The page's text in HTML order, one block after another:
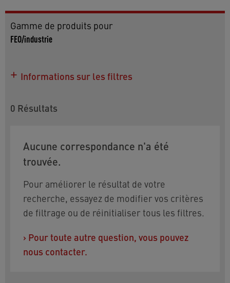
Gamme de produits pour
FEO/industrie
Informations sur les filtres
sur les différents modèles et pour connaître les
Débit :PCA DC 1,5 gpm max.
Taille :disponible avec un filetage STD
(Standard) M22x1 intérieur ou F 55/64-27 UNS-
2B
Type de jet :Combinaison
aération/pulvérisation
Besoin d'aide pour choisir ? Nos coordonnées se
0 Résultats
Aucune correspondance n'a été
trouvée.
Pour améliorer le résultat de votre
recherche, essayez de modifier vos critères
de filtrage ou de réinitialiser tous les filtres.
› Pour toute autre question, vous pouvez
nous contacter.